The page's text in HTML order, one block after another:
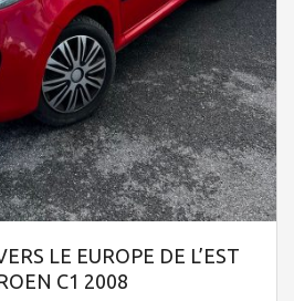
LE EUROPE DE L’EST
C1 2008